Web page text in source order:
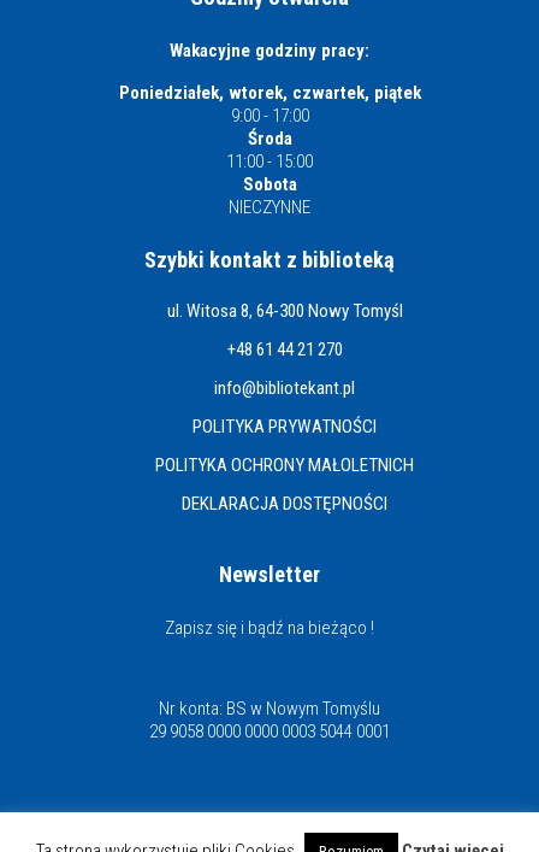
Wakacyjne godziny pracy:
Poniedziałek, wtorek, czwartek, piątek
9:00 - 17:00
Środa
11:00 - 15:00
Sobota
NIECZYNNE
Szybki kontakt z biblioteką
ul. Witosa 8, 64-300 Nowy Tomyśl
+48 61 44 21 270
info@bibliotekant.pl
POLITYKA PRYWATNOŚCI
POLITYKA OCHRONY MAŁOLETNICH
DEKLARACJA DOSTĘPNOŚCI
Newsletter
Zapisz się i bądź na bieżąco !
Nr konta: BS w Nowym Tomyślu
29 9058 0000 0000 0003 5044 0001
Miejska i Powiatowa Biblioteka Publiczna